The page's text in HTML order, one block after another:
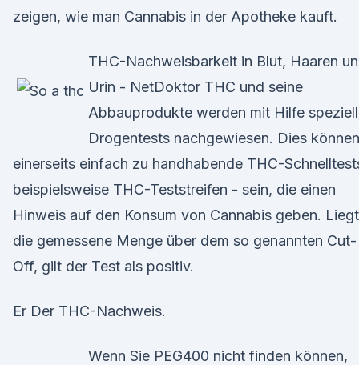
zeigen, wie man Cannabis in der Apotheke kauft.
THC-Nachweisbarkeit in Blut, Haaren
Urin - NetDoktor THC und seine
Abbauprodukte werden mit Hilfe
Drogentests nachgewiesen. Dies können
einerseits einfach zu handhabende THC-
beispielsweise THC-Teststreifen - sein, die einen
Hinweis auf den Konsum von Cannabis geben. Liegt
die gemessene Menge über dem so genannten Cut-
Off, gilt der Test als positiv.
Er Der THC-Nachweis.
Wenn Sie PEG400 nicht finden können,